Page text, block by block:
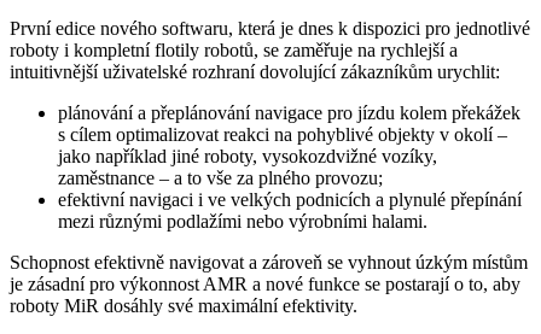
První edice nového softwaru, která je dnes k dispozici pro jednotlivé
roboty i kompletní flotily robotů, se zaměřuje na rychlejší a
intuitivnější uživatelské rozhraní dovolující zákazníkům urychlit:
plánování a přeplánování navigace pro jízdu kolem překážek
s cílem optimalizovat reakci na pohyblivé objekty v okolí –
jako například jiné roboty, vysokozdvižné vozíky,
zaměstnance – a to vše za plného provozu;
efektivní navigaci i ve velkých podnicích a plynulé přepínání
mezi různými podlažími nebo výrobními halami.
Schopnost efektivně navigovat a zároveň se vyhnout úzkým místům
je zásadní pro výkonnost AMR a nové funkce se postarají o to, aby
roboty MiR dosáhly své maximální efektivity.